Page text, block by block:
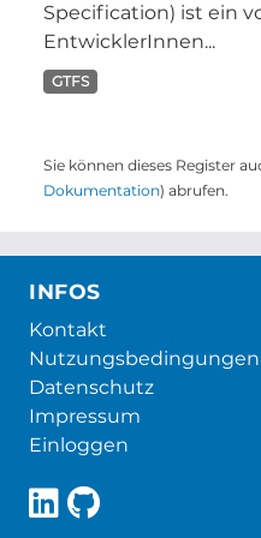
Specification) ist ein
EntwicklerInnen...
GTFS
Sie können dieses Register
Dokumentation) abrufen.
INFOS
Kontakt
Nutzungsbedingungen
Datenschutz
Impressum
Einloggen